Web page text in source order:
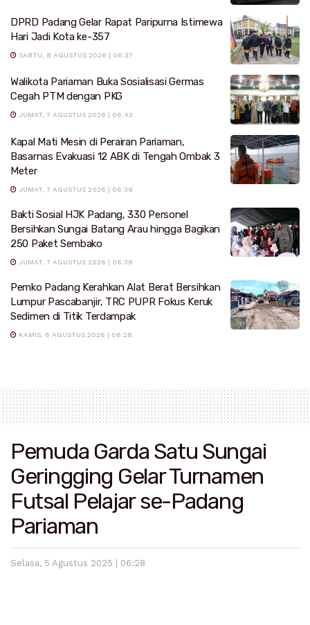
DPRD Padang Gelar Rapat Paripurna Istimewa
Hari Jadi Kota ke-357
SABTU, 8 AGUSTUS 2026 | 06:37
Walikota Pariaman Buka Sosialisasi Germas
Cegah PTM dengan PKG
JUMAT, 7 AGUSTUS 2026 | 06:43
Kapal Mati Mesin di Perairan Pariaman,
Basarnas Evakuasi 12 ABK di Tengah Ombak 3
Meter
JUMAT, 7 AGUSTUS 2026 | 06:39
Bakti Sosial HJK Padang, 330 Personel
Bersihkan Sungai Batang Arau hingga Bagikan
250 Paket Sembako
JUMAT, 7 AGUSTUS 2026 | 06:38
Pemko Padang Kerahkan Alat Berat Bersihkan
Lumpur Pascabanjir, TRC PUPR Fokus Keruk
Sedimen di Titik Terdampak
KAMIS, 6 AGUSTUS 2026 | 06:28
Pemuda Garda Satu Sungai
Geringging Gelar Turnamen
Futsal Pelajar se-Padang
Pariaman
Selasa, 5 Agustus 2025 | 06:28